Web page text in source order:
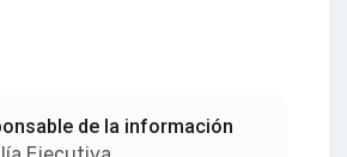
de la información